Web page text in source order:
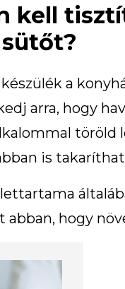
kell
készülék a
arra, hogy
töröld
is
hogy